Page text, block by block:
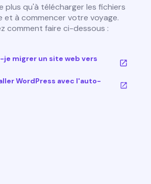
plus qu'à télécharger les fichiers
et à commencer votre voyage.
comment faire ci-dessous :
migrer un site web vers
WordPress avec l'auto-